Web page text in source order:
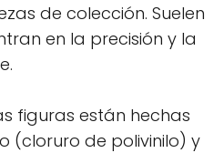
de colección. Suelen
en la precisión y la
figuras están hechas
(cloruro de polivinilo) y